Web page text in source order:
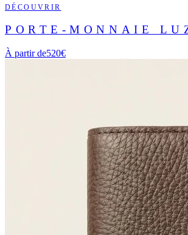
DÉCOUVRIR
PORTE-MONNAIE
À partir de520€